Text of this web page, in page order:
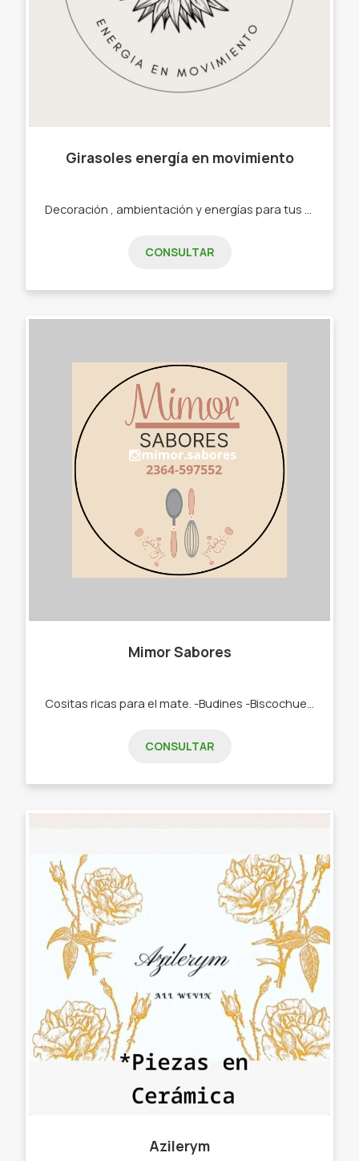
Girasoles energía en movimiento
CONSULTAR
Mimor Sabores
CONSULTAR
Azilerym